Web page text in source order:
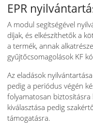
EPR
A modul segítségével
díjak, és elkészíthetők a
a termék, annak
gyűjtőcsomagolások KF
Az eladások
pedig a periódus végén
folyamatosan
kiválasztása pedig
támogatásra.